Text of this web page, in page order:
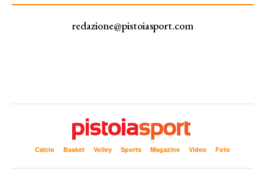
redazione@pistoiasport.com
Calcio Basket Volley Sports Magazine Video Foto